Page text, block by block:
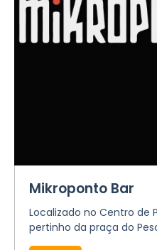
Mikroponto Bar
Localizado no Centro de
pertinho da praça do